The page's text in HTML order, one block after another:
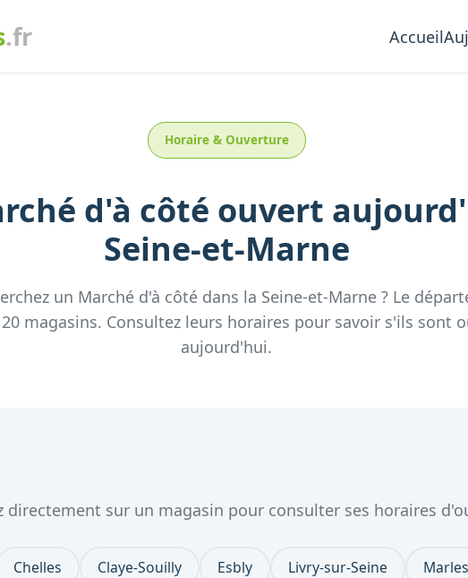
.fr Accueil
Horaire & Ouverture
d'à côté ouvert
Seine-et-Marne
un Marché d'à côté dans la Seine-et-Marne? Le
20 magasins. Consultez leurs horaires pour savoir s'ils sont
aujourd'hui.
directement sur un magasin pour consulter ses horaires
Chelles Claye-Souilly Esbly Livry-sur-Seine